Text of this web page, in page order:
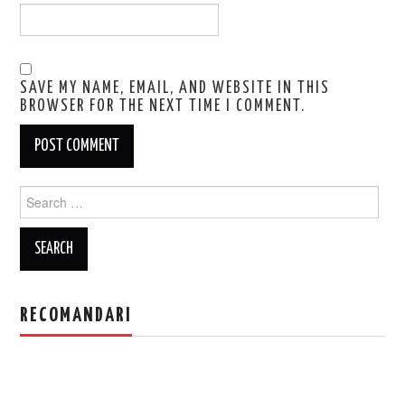
SAVE MY NAME, EMAIL, AND WEBSITE IN THIS
BROWSER FOR THE NEXT TIME I COMMENT.
Search
for:
RECOMANDARI